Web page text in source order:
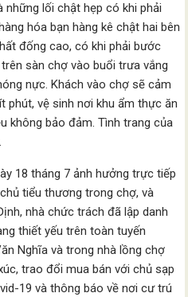
những lối chật hẹp có khi phải
hóa bạn hàng kê chật hai bên
đống cao, có khi phải bước
sàn chợ vào buổi trưa vắng
nực. Khách vào chợ sẽ cảm
phút, vệ sinh nơi khu ẩm thực ăn
không bảo đảm. Tình trang của
18 tháng 7 ảnh hưởng trực tiếp
tiểu thương trong chợ, và
nhà chức trách đã lập danh
thiết yếu trên toàn tuyến
Nghĩa và trong nhà lồng chợ
trao đổi mua bán với chủ sạp
19 và thông báo về nơi cư trú